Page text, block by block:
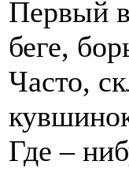
Первый
беге,
Часто,
Где –